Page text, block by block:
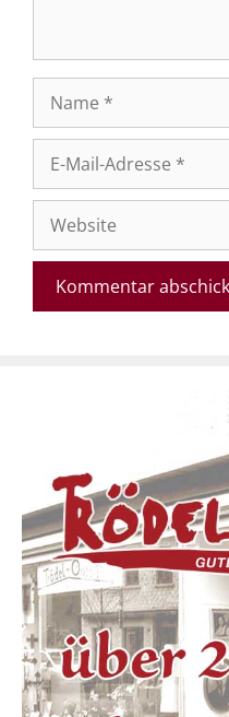
Mail-
Adresse
Website